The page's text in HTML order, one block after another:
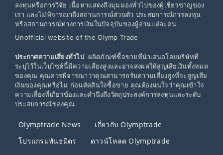
ลงทุนหรือการวิจัย เนื้อหาแสดงถึงมุมมองทั่วไปของผู้เชี่ยวชาญของ
เรา และไม่พิจารณาถึงสถานการณ์ส่วนตัว ประสบการณ์การลงทุน
หรือสถานการณ์ทางการเงินในปัจจุบันของผู้อ่านแต่ละคน
Unofficial website of the Olymp Trade
ประกาศความเสี่ยงทั่วไป: ผลิตภัณฑ์ซื้อขายที่นำเสนอโดยบริษัทที่
ระบุไว้ในเว็บไซต์นี้มีความเสี่ยงสูงและอาจส่งผลให้สูญเสียเงินทั้งหมด
ของคุณ คุณควรพิจารณาว่าคุณสามารถรับความเสี่ยงสูงที่จะสูญเสีย
เงินของคุณหรือไม่ ก่อนตัดสินใจซื้อขาย คุณต้องแน่ใจว่าคุณเข้าใจ
ความเสี่ยงที่เกี่ยวข้องและคำนึงถึงวัตถุประสงค์การลงทุนและระดับ
ประสบการณ์ของคุณ
Olymptrade News
เกี่ยวกับ Olymptrade
โปรแกรมพันธมิตร
ดาวน์โหลด Olymptrade